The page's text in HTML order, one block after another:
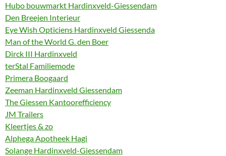
Hubo bouwmarkt Hardinxveld-Giessendam
Den Breejen Interieur
Eye Wish Opticiens Hardinxveld Giessenda
Man of the World G. den Boer
Dirck III Hardinxveld
terStal Familiemode
Primera Boogaard
Zeeman Hardinxveld Giessendam
The Giessen Kantoorefficiency
JM Trailers
Kleertjes & zo
Alphega Apotheek Hagi
Solange Hardinxveld-Giessendam